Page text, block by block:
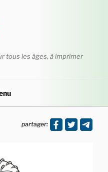
tous les âges, à imprimer
partager: